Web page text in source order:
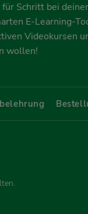
Schritt bei
E-Learning-
Videokursen
wollen!